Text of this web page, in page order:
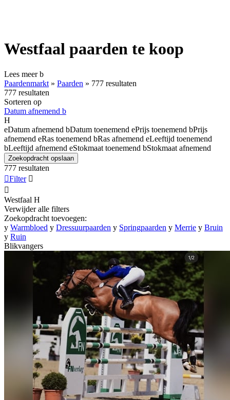
Westfaal paarden te koop
Lees meerb
Paardenmarkt » Paarden » 777 resultaten
777 resultaten
Sorteren op
Datum afnemend b
H
eDatum afnemend bDatum toenemend ePrijs toenemend bPrijs
afnemend eRas toenemend bRas afnemend eLeeftijd toenemend
bLeeftijd afnemend eStokmaat toenemend bStokmaat afnemend
Zoekopdracht opslaan
777 resultaten
Filter 

Westfaal H
Verwijder alle filters
Zoekopdracht toevoegen:
y Warmbloed y Dressuurpaarden y Springpaarden y Merrie y Bruin
y Ruin
Blikvangers